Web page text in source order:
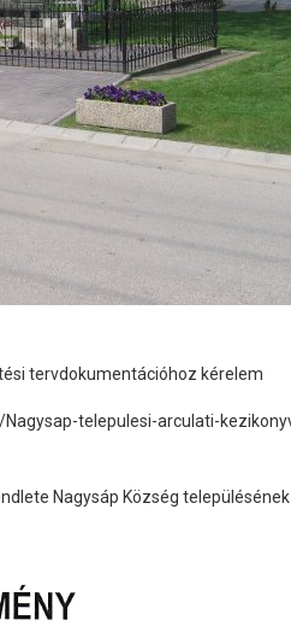
tervdokumentációhoz kérelem
telepulesi-arculati-
Nagysáp Község